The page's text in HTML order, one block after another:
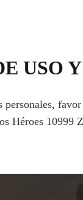
USO
personales,
Héroes 10999